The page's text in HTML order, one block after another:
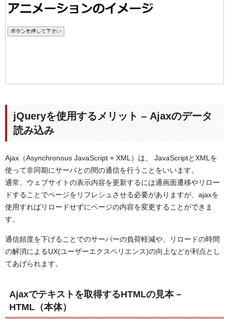
jQueryを使用するメリット – Ajaxのデータ
読み込み
Ajax（Asynchronous JavaScript + XML）は、 JavaScriptとXMLを
使って非同期にサーバとの間の通信を行うことをいいます。
通常、ウェブサイトの表示内容を更新するには通画面遷移やリロー
ドすることでページをリフレシュさせる必要がありますが、ajaxを
使用すればリロードせずにページの内容を変更することができま
す。
通信頻度を下げることでのサーバーの負荷軽減や、リロードの時間
の解消によるUX(ユーザーエクスペリエンス)の向上などが利点とし
てあげられます。
Ajaxでテキストを取得するHTMLの見本 –
HTML（本体）